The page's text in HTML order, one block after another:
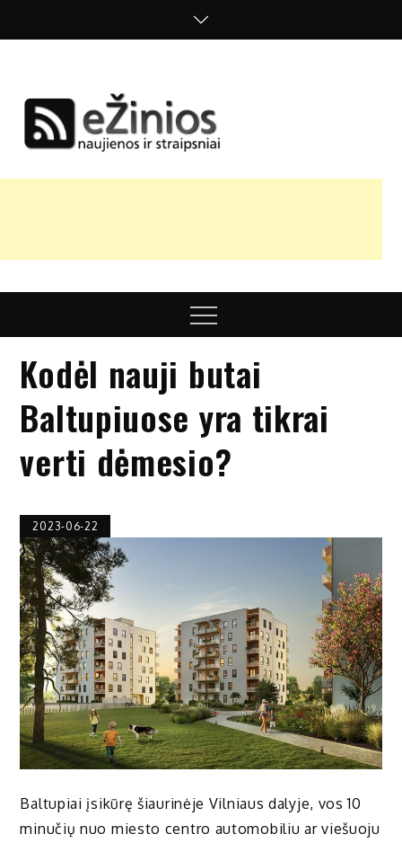
nuomonės
Menu
Kodėl nauji butai
Baltupiuose yra tikrai
verti dėmesio?
2023-06-22
Baltupiai įsikūrę šiaurinėje Vilniaus dalyje, vos 10
minučių nuo miesto centro automobiliu ar viešuoju